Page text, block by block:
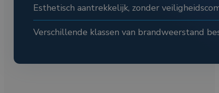
Esthetisch aantrekkelijk, zonder
Verschillende klassen van brandweerstand